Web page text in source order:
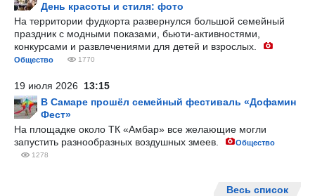
День красоты и стиля: фото
На территории фудкорта развернулся большой семейный
праздник с модными показами, бьюти-активностями,
конкурсами и развлечениями для детей и взрослых.
Общество 1770
19 июля 2026 13:15
В Самаре прошёл семейный фестиваль «Дофамин
Фест»
На площадке около ТК «Амбар» все желающие могли
запустить разнообразных воздушных змеев.
Общество
1278
Весь список